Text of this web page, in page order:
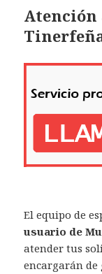
Atención
El equipo de
usuario de
atender tus
encargarán de